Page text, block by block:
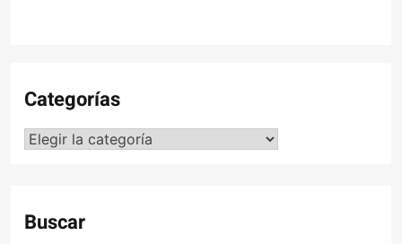
Categorías
Categorías
Buscar